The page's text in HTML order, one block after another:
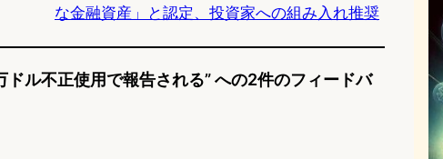
な金融資産」と認定、投資家への組み入れ推奨
ル不正使用で報告される” への2件のフィードバ